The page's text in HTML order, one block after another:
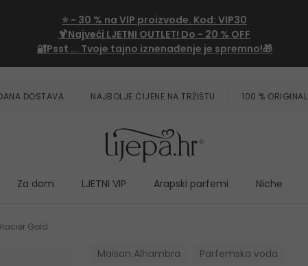
⭐ - 30 % na VIP proizvode. Kod: VIP30
🍹Najveći LJETNI OUTLET! Do - 20 % OFF
🔐Psst ... Tvoje tajno iznenađenje je spremno!🎁
DOSTAVA NAJBOLJE CIJENE NA TRŽIŠTU 100 %
Za dom LJETNI VIP Arapski parfemi Niche
Gold
Maison Alhambra Parfemska voda